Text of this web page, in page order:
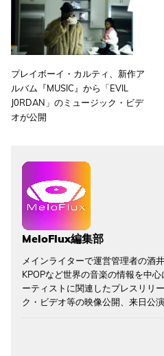
プレイボーイ・カルティ、新作ア
ルバム『MUSIC』から「EVIL
J0RDAN」のミュージック・ビデ
オが公開
MeloFlux編集部
メインライターで運営管理者の酒
KPOPなど世界の音楽の情報を中
ーティストに関連したプレスリリ
ク・ビデオ等の映像公開、来日公